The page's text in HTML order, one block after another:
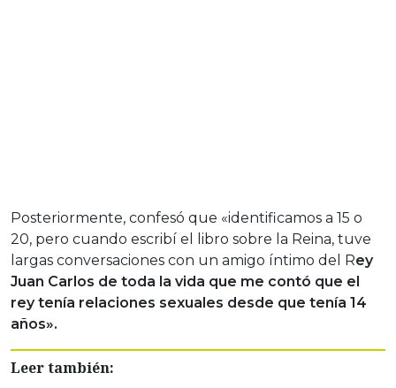
Posteriormente, confesó que «identificamos a 15 o
20, pero cuando escribí el libro sobre la Reina, tuve
largas conversaciones con un amigo íntimo del Rey
Juan Carlos de toda la vida que me contó que el
rey tenía relaciones sexuales desde que tenía 14
años».
Leer también: